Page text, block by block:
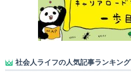
社会人ライフの人気記事ランキング